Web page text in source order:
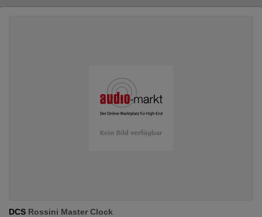
DCS Rossini Master Clock